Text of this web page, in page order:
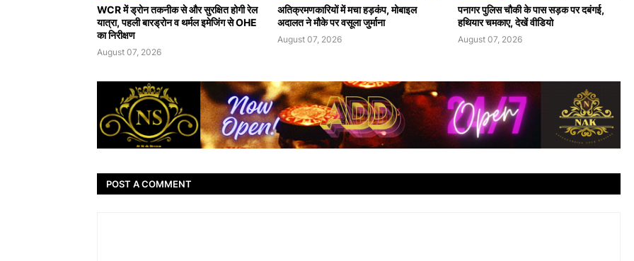
WCR में ड्रोन तकनीक से और सुरक्षित होगी रेल
यात्रा, पहली बारड्रोन व थर्मल इमेजिंग से OHE
का निरीक्षण
August 07, 2026
अतिक्रमणकारियों में मचा हड़कंप, मोबाइल
अदालत ने मौके पर वसूला जुर्माना
August 07, 2026
पनागर पुलिस चौकी के पास सड़क पर दबंगई,
हथियार चमकाए, देखें वीडियो
August 07, 2026
POST A COMMENT